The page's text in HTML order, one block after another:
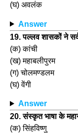
(घ) अवलंक
Answer
19. पल्लव शासकों ने
(क) कांची
(ख) महाबलीपुरम
(ग) चोलमण्डलम
(घ) वेंगी
Answer
20. संस्कृत भाषा के
(क) सिंहविष्णु